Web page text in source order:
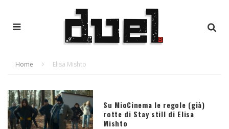
Home Elisa Mishto
Su MioCinema le regole (già)
rotte di Stay still di Elisa
Mishto